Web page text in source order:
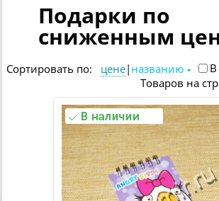
Подарки по
сниженным
Сортировать по: цене| названию
Товаров на